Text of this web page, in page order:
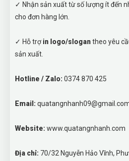
✓ Nhận sản xuất từ số lượng ít đến
cho đơn hàng lớn.
✓ Hỗ trợin logo/slogantheo yêu
sản xuất.
Hotline / Zalo: 0374 870 425
Email:
Website: www.quatangnhanh.com
Địa chỉ: 70/32 Nguyễn Hảo Vĩnh,